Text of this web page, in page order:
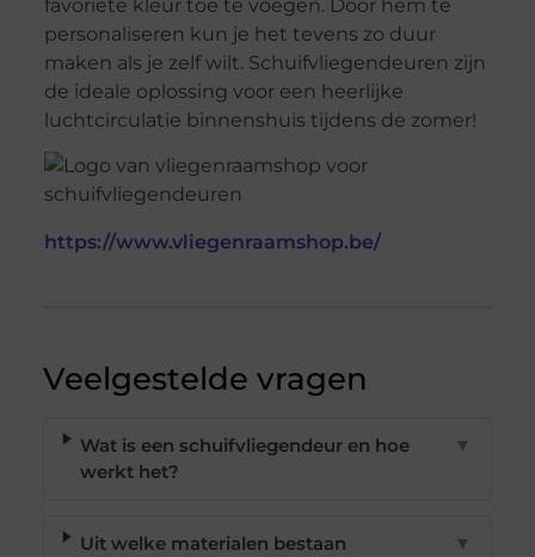
favoriete kleur toe te voegen. Door hem te
personaliseren kun je het tevens zo duur
maken als je zelf wilt. Schuifvliegendeuren zijn
de ideale oplossing voor een heerlijke
luchtcirculatie binnenshuis tijdens de zomer!
https://www.vliegenraamshop.be/
Veelgestelde vragen
Wat is een schuifvliegendeur en hoe
werkt het?
▼
Uit welke materialen bestaan
▼